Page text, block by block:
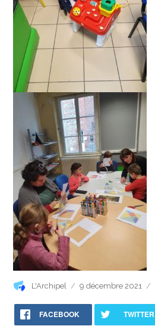
Auteur
L'Archipel
Publié
9 décembre 2021
FACEBOOK TWITTER